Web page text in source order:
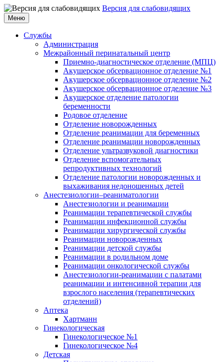
Версия для слабовидящих
Меню
Службы
Администрация
Межрайонный перинатальный центр
Приемно-диагностическое отделение (МПЦ)
Акушерское обсервационное отделение №1
Акушерское обсервационное отделение №2
Акушерское обсервационное отделение №3
Акушерское отделение патологии
беременности
Родовое отделение
Отделение новорожденных
Отделение реанимации для беременных
Отделение реанимации новорожденных
Отделение ультразвуковой диагностики
Отделение вспомогательных
репродуктивных технологий
Отделение патологии новорожденных и
выхаживания недоношенных детей
Анестезиологии–реаниматологии
Анестезиологии и реанимации
Реанимации терапевтической службы
Реанимации инфекционной службы
Реанимации хирургической службы
Реанимации новорожденных
Реанимации детской службы
Реанимации в родильном доме
Реанимации онкологической службы
Анестезиологии-реанимации с палатами
реанимации и интенсивной терапии для
взрослого населения (терапевтических
отделений)
Аптека
Хартманн
Гинекологическая
Гинекологическое №1
Гинекологическое №4
Детская